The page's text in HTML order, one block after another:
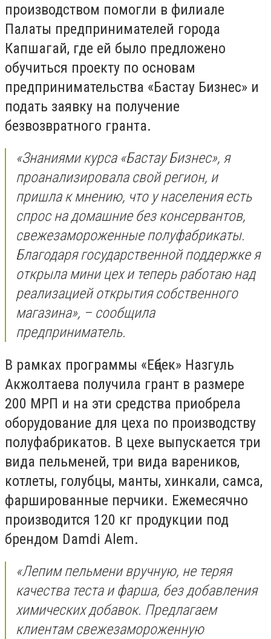
производством помогли в филиале
Палаты предпринимателей города
Капшагай, где ей было предложено
обучиться проекту по основам
предпринимательства «Бастау Бизнес» и
подать заявку на получение
безвозвратного гранта.
«Знаниями курса «Бастау Бизнес», я
проанализировала свой регион, и
пришла к мнению, что у населения есть
спрос на домашние без консервантов,
свежезамороженные полуфабрикаты.
Благодаря государственной поддержке я
открыла мини цех и теперь работаю над
реализацией открытия собственного
магазина», – сообщила
предприниматель.
В рамках программы «Еңбек» Назгуль
Акжолтаева получила грант в размере
200 МРП и на эти средства приобрела
оборудование для цеха по производству
полуфабрикатов. В цехе выпускается три
вида пельменей, три вида вареников,
котлеты, голубцы, манты, хинкали, самса,
фаршированные перчики. Ежемесячно
производится 120 кг продукции под
брендом Damdi Alem.
«Лепим пельмени вручную, не теряя
качества теста и фарша, без добавления
химических добавок. Предлагаем
клиентам свежезамороженную